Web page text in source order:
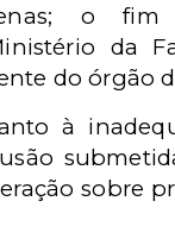
o
da
do órgão
à
sobre